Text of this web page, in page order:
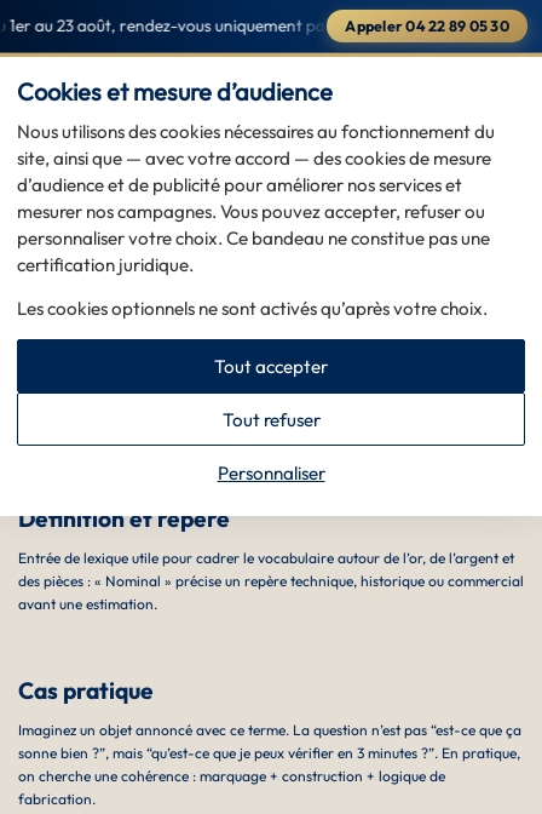
Cookies et mesure d’audience
Nous utilisons des cookies nécessaires au fonctionnement du
site, ainsi que — avec votre accord — des cookies de mesure
d’audience et de publicité pour améliorer nos services et
mesurer nos campagnes. Vous pouvez accepter, refuser ou
personnaliser votre choix. Ce bandeau ne constitue pas une
certification juridique.
Les cookies optionnels ne sont activés qu’après votre choix.
Tout accepter
Tout refuser
Personnaliser
au 23 août, rendez-vous uniquement par téléphone au04 22 89 05 30
Saint-Raphaël & Sainte-Maxime — du 1er au 23 août, rendez-
Appeler 04 22 89 05 30
PRENDRE RDV
Accueil>Lexique — glossaire>Nominal
Nominal : définition et repères
MIS À JOUR2026-05-20
DÉFINITION RAPIDE
Entrée de lexique utile pour cadrer le vocabulaire
autour de l’or, de l’argent et des pièces : « Nominal »
précise un repère technique, historique ou commercial
Définition et repère
Entrée de lexique utile pour cadrer le vocabulaire autour de l’or, de l’argent et
des pièces : « Nominal » précise un repère technique, historique ou commercial
avant une estimation.
Cas pratique
Imaginez un objet annoncé avec ce terme. La question n’est pas “est-ce que ça
sonne bien ?”, mais “qu’est-ce que je peux vérifier en 3 minutes ?”. En pratique,
on cherche une cohérence : marquage + construction + logique de
fabrication.